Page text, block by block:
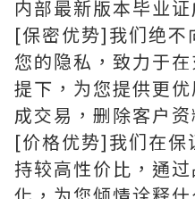
内部最新版本毕业证
[保密优势]我们绝不
您的隐私，致力于
提下，为您提供更
成交易，删除客户资
[价格优势]我们在保
持较高性价比，通